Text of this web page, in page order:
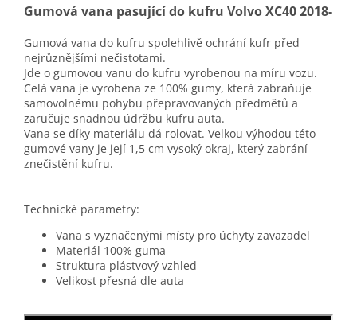
Gumová vana pasující do kufru Volvo XC40 2018-
Gumová vana do kufru spolehlivě ochrání kufr před
nejrůznějšími nečistotami.
Jde o gumovou vanu do kufru vyrobenou na míru vozu.
Celá vana je vyrobena ze 100% gumy, která zabraňuje
samovolnému pohybu přepravovaných předmětů a
zaručuje snadnou údržbu kufru auta.
Vana se díky materiálu dá rolovat. Velkou výhodou této
gumové vany je její 1,5 cm vysoký okraj, který zabrání
znečistění kufru.
Technické parametry:
Vana s vyznačenými místy pro úchyty zavazadel
Materiál 100% guma
Struktura plástvový vzhled
Velikost přesná dle auta